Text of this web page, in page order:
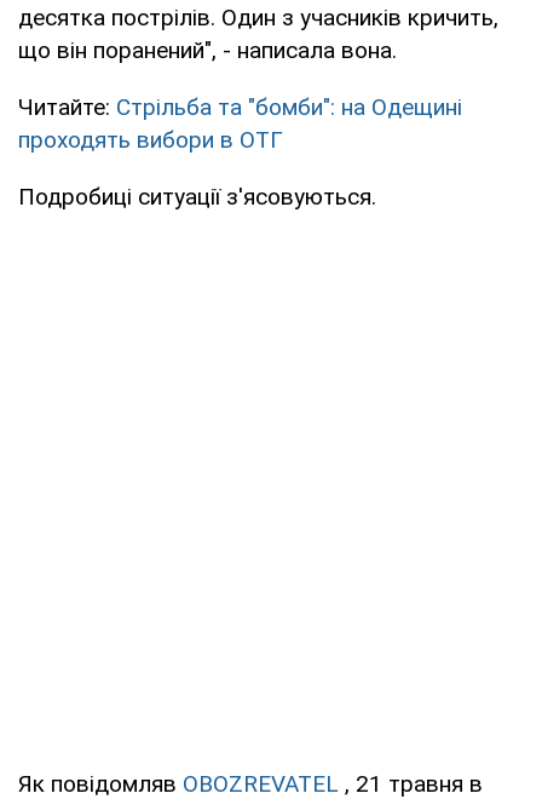
десятка пострілів. Один з учасників кричить,
що він поранений", - написала вона.
Читайте: Стрільба та "бомби": на Одещині
проходять вибори в ОТГ
Подробиці ситуації з'ясовуються.
Як повідомляв OBOZREVATEL , 21 травня в